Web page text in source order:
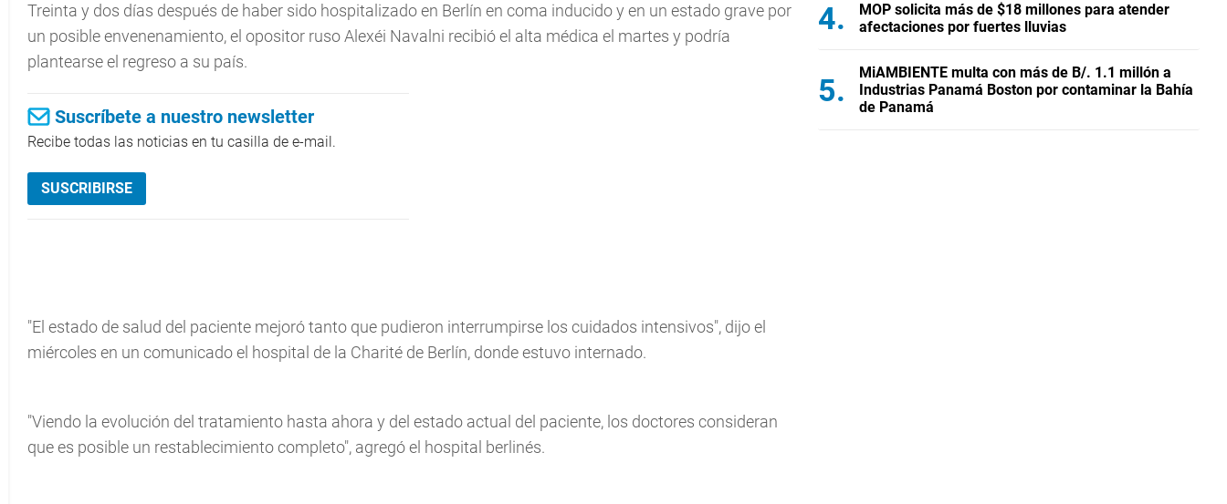
Treinta y dos días después de haber sido hospitalizado en Berlín en coma inducido y en un estado grave por
un posible envenenamiento, el opositor ruso Alexéi Navalni recibió el alta médica el martes y podría
plantearse el regreso a su país.
Suscríbete a nuestro newsletter
Recibe todas las noticias en tu casilla de e-mail.
SUSCRIBIRSE
"El estado de salud del paciente mejoró tanto que pudieron interrumpirse los cuidados intensivos", dijo el
miércoles en un comunicado el hospital de la Charité de Berlín, donde estuvo internado.
"Viendo la evolución del tratamiento hasta ahora y del estado actual del paciente, los doctores consideran
que es posible un restablecimiento completo", agregó el hospital berlinés.
MOP solicita más de $18 millones para atender
afectaciones por fuertes lluvias
MiAMBIENTE multa con más de B/. 1.1 millón a
Industrias Panamá Boston por contaminar la Bahía
de Panamá